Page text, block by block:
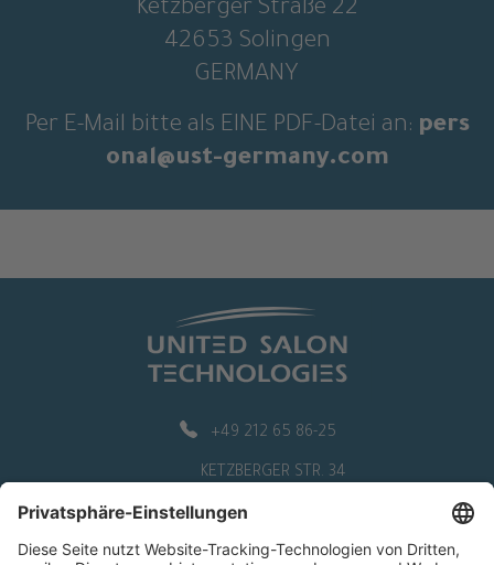
Ketzberger Straße 22
42653 Solingen
GERMANY
Per E-Mail bitte als EINE PDF-Datei an: pers
onal@ust-germany.com
+49 212 65 86-25
KETZBERGER STR. 34
GERMANY